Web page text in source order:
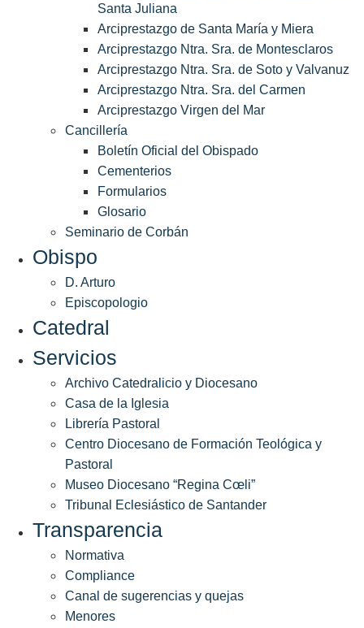
Santa Juliana
Arciprestazgo de Santa María y Miera
Arciprestazgo Ntra. Sra. de Montesclaros
Arciprestazgo Ntra. Sra. de Soto y Valvanuz
Arciprestazgo Ntra. Sra. del Carmen
Arciprestazgo Virgen del Mar
Cancillería
Boletín Oficial del Obispado
Cementerios
Formularios
Glosario
Seminario de Corbán
Obispo
D. Arturo
Episcopologio
Catedral
Servicios
Archivo Catedralicio y Diocesano
Casa de la Iglesia
Librería Pastoral
Centro Diocesano de Formación Teológica y
Pastoral
Museo Diocesano “Regina Cœli”
Tribunal Eclesiástico de Santander
Transparencia
Normativa
Compliance
Canal de sugerencias y quejas
Menores